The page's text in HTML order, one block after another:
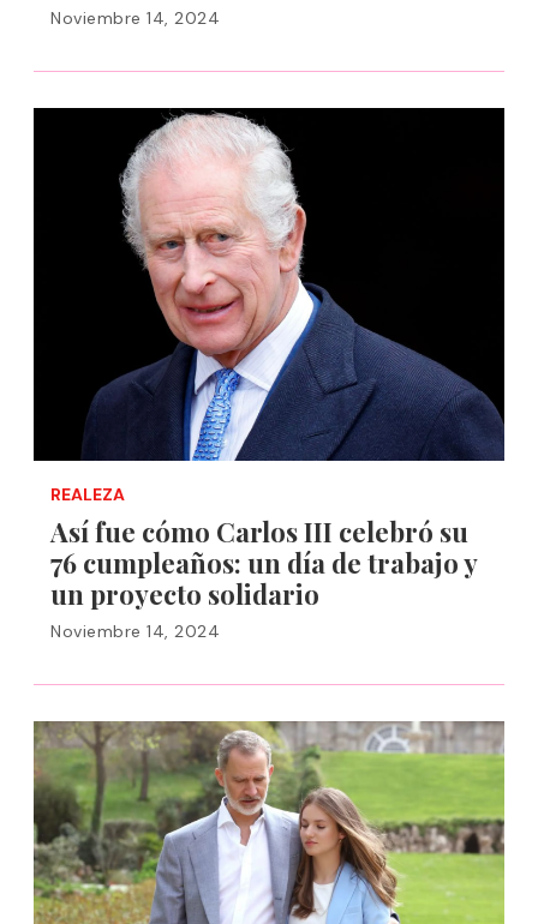
Noviembre 14, 2024
REALEZA
Así fue cómo Carlos III celebró su
76 cumpleaños: un día de trabajo y
un proyecto solidario
Noviembre 14, 2024